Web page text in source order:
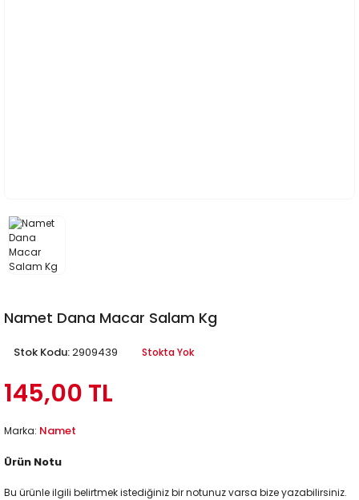
Namet Dana Macar Salam Kg
Stok Kodu:2909439 Stokta Yok
145,00 TL
Marka: Namet
Ürün Notu
Bu ürünle ilgili belirtmek istediğiniz bir notunuz varsa bize yazabilirsiniz.